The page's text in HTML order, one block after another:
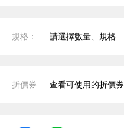
規格： 請選擇數量、規格
折價券 查看可使用的折價券